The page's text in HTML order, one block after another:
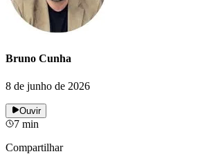
Bruno Cunha
8 de junho de 2026
Ouvir
7 min
Compartilhar